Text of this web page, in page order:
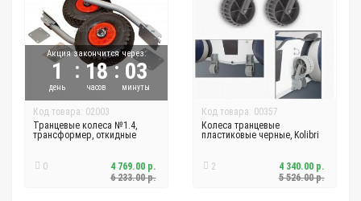
Акция закончится через:
1
день
: 18
часов
: 03
минуты
Код товара: 02003
Транцевые колеса №1.4,
трансформер, откидные
0
6 233.00 р.
4 769.00 р.
Код товара: 00357
Колеса транцевые
пластиковые черные, Kolibri
2
5 526.00 р.
4 340.00 р.